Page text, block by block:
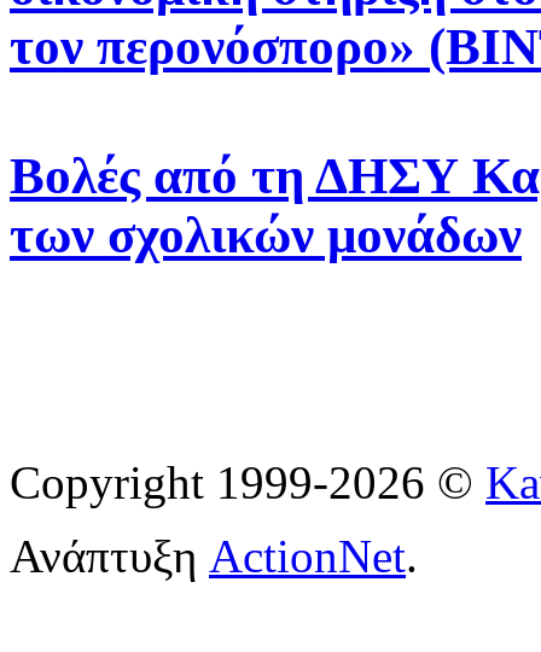
τον περονόσπορο»
Βολές από τη ΔΗΣΥ
των σχολικών μονάδων
Copyright 1999-2026 ©
Ανάπτυξη ActionNet.